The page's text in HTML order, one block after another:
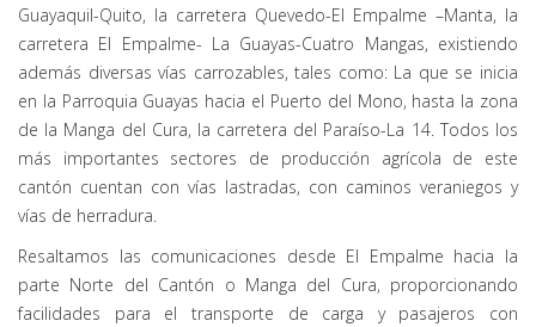
Guayaquil-Quito, la carretera Quevedo-El Empalme –Manta, la
carretera El Empalme- La Guayas-Cuatro Mangas, existiendo
además diversas vías carrozables, tales como: La que se inicia
en la Parroquia Guayas hacia el Puerto del Mono, hasta la zona
de la Manga del Cura, la carretera del Paraíso-La 14. Todos los
más importantes sectores de producción agrícola de este
cantón cuentan con vías lastradas, con caminos veraniegos y
vías de herradura.
Resaltamos las comunicaciones desde El Empalme hacia la
parte Norte del Cantón o Manga del Cura, proporcionando
facilidades para el transporte de carga y pasajeros con